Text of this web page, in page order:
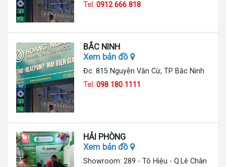
Tel:0912 666 818
BẮC NINH
Xem bản đồ
Đc: 815 Nguyễn Văn Cừ, TP Bắc Ninh
Tel:098 180 1111
HẢI PHÒNG
Xem bản đồ
Showroom: 289 - Tô Hiệu - Q.Lê Chân